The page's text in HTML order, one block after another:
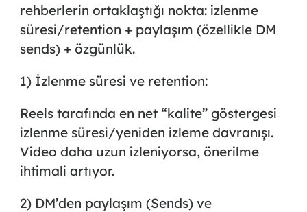
rehberlerin ortaklaştığı nokta: izlenme
süresi/retention + paylaşım (özellikle DM
sends) + özgünlük.
1) İzlenme süresi ve retention:
Reels tarafında en net “kalite” göstergesi
izlenme süresi/yeniden izleme davranışı.
Video daha uzun izleniyorsa, önerilme
ihtimali artıyor.
2) DM’den paylaşım (Sends) ve